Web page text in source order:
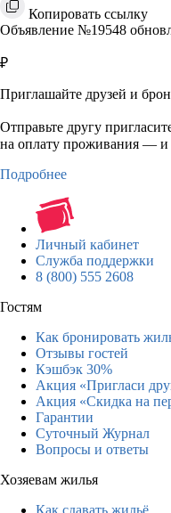
Копировать ссылку
Объявление №19548
₽
Приглашайте друзей и
Отправьте другу
на оплату проживания — и
Подробнее
Личный кабинет
Служба поддержки
8 (800) 555 2608
Гостям
Как бронировать
Отзывы гостей
Кэшбэк 30%
Акция «Пригласи
Акция «Скидка на
Гарантии
Суточный Журнал
Вопросы и ответы
Хозяевам жилья
Как сдавать жильё